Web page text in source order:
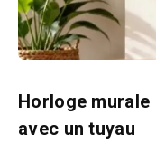
Horloge murale
avec un tuyau